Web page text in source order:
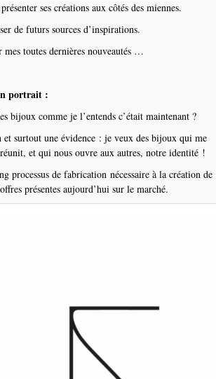
ses créations aux côtés des miennes.
de futurs sources d’inspirations.
toutes dernières nouveautés …
portrait :
bijoux comme je l’entends c’était maintenant ?
surtout une évidence : je veux des bijoux qui me
et qui nous ouvre aux autres, notre identité !
de fabrication nécessaire à la création de
présentes aujourd’hui sur le marché.